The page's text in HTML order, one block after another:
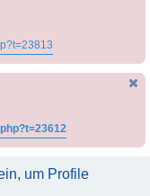
um Profile